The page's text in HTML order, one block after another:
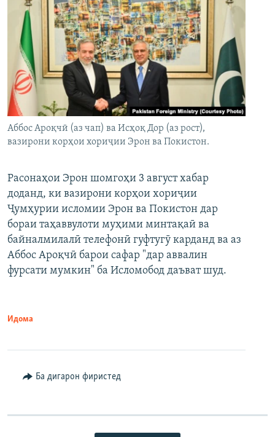
Аббос Ароқчӣ (аз чап) ва Исҳоқ Дор (аз рост),
вазирони корҳои хориҷии Эрон ва Покистон.
Расонаҳои Эрон шомгоҳи 3 август хабар
доданд, ки вазирони корҳои хориҷии
Ҷумҳурии исломии Эрон ва Покистон дар
бораи таҳаввулоти муҳими минтақаӣ ва
байналмилалӣ телефонӣ гуфтугӯ карданд ва аз
Аббос Ароқчӣ барои сафар "дар аввалин
фурсати мумкин" ба Исломобод даъват шуд.
Идома
Ба дигарон фиристед